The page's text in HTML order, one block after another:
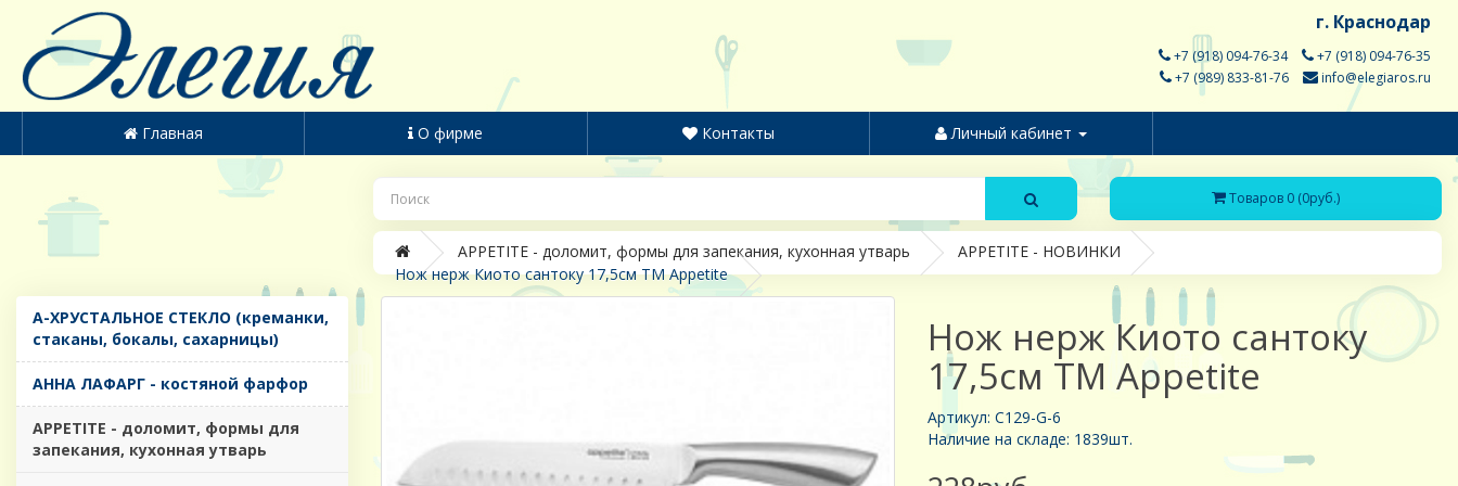
г. Краснодар
+7 (918) 094-76-34
+7 (918) 094-76-35
+7 (989) 833-81-76
info@elegiaros.ru
Главная О фирме Контакты Личный кабинет
Товаров 0 (0руб.)
APPETITE - доломит, формы для запекания, кухонная утварь
APPETITE - НОВИНКИ
Нож нерж Киото сантоку 17,5см TM Appetite
A-ХРУСТАЛЬНОЕ СТЕКЛО (креманки,
стаканы, бокалы, сахарницы)
AHHA ЛАФАРГ - костяной фарфор
APPETITE - доломит, формы для
запекания, кухонная утварь
Нож нерж Киото сантоку
17,5см TM Appetite
Артикул: C129-G-6
Наличие на складе: 1839шт.